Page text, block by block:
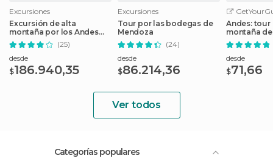
Excursiones
Excursión de alta
montaña por los Andes
desde Mendoza
(25)
desde
$186.940,35
Excursiones
Tour por las bodegas de
Mendoza
(24)
desde
$86.214,36
Andes: tour
montaña
desde
$71,66
Ver todos
Categorías populares